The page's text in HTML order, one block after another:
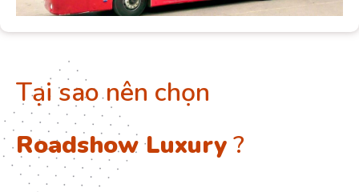
Tại sao nên chọn
Roadshow Luxury?